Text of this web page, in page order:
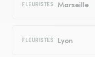
FLEURISTES Marseille
FLEURISTES Lyon